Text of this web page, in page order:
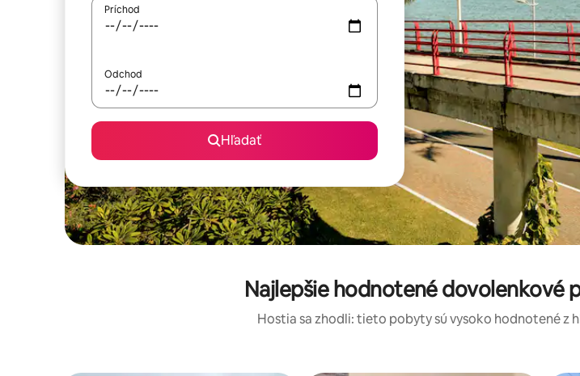
Príchod
Odchod
Hľadať
Najlepšie hodnotené dovolenkové
Hostia sa zhodli: tieto pobyty sú vysoko hodnotené z